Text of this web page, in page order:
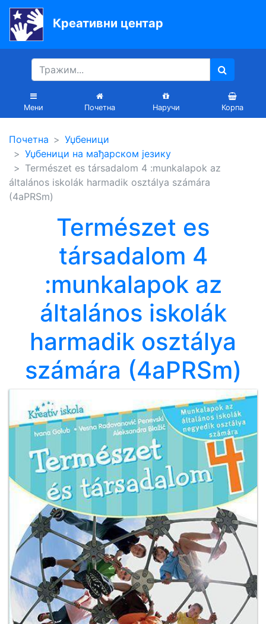
Креативни центар
Мени Почетна Наручи Корпа
Почетна
Књиге
Уџбеници
вртиће
Лектира
Акције
налог
Почетна
Уџбеници
Уџбеници на мађарском језику
Természet es társadalom 4 :munkalapok az
általános iskolák harmadik osztálya számára
(4aPRSm)
Természet es
társadalom 4
:munkalapok az
általános iskolák
harmadik osztálya
számára (4aPRSm)